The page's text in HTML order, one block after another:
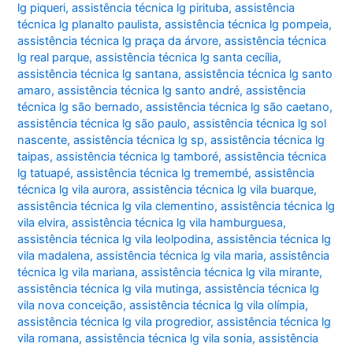
lg piqueri,assistência técnica lg pirituba,assistência
técnica lg planalto paulista,assistência técnica lg pompeia,
assistência técnica lg praça da árvore,assistência técnica
lg real parque,assistência técnica lg santa cecília,
assistência técnica lg santana,assistência técnica lg santo
amaro,assistência técnica lg santo andré,assistência
técnica lg são bernado,assistência técnica lg são caetano,
assistência técnica lg são paulo,assistência técnica lg sol
nascente,assistência técnica lg sp,assistência técnica lg
taipas,assistência técnica lg tamboré,assistência técnica
lg tatuapé,assistência técnica lg tremembé,assistência
técnica lg vila aurora,assistência técnica lg vila buarque,
assistência técnica lg vila clementino,assistência técnica lg
vila elvira,assistência técnica lg vila hamburguesa,
assistência técnica lg vila leolpodina,assistência técnica lg
vila madalena,assistência técnica lg vila maria,assistência
técnica lg vila mariana,assistência técnica lg vila mirante,
assistência técnica lg vila mutinga,assistência técnica lg
vila nova conceição,assistência técnica lg vila olímpia,
assistência técnica lg vila progredior,assistência técnica lg
vila romana,assistência técnica lg vila sonia,assistência